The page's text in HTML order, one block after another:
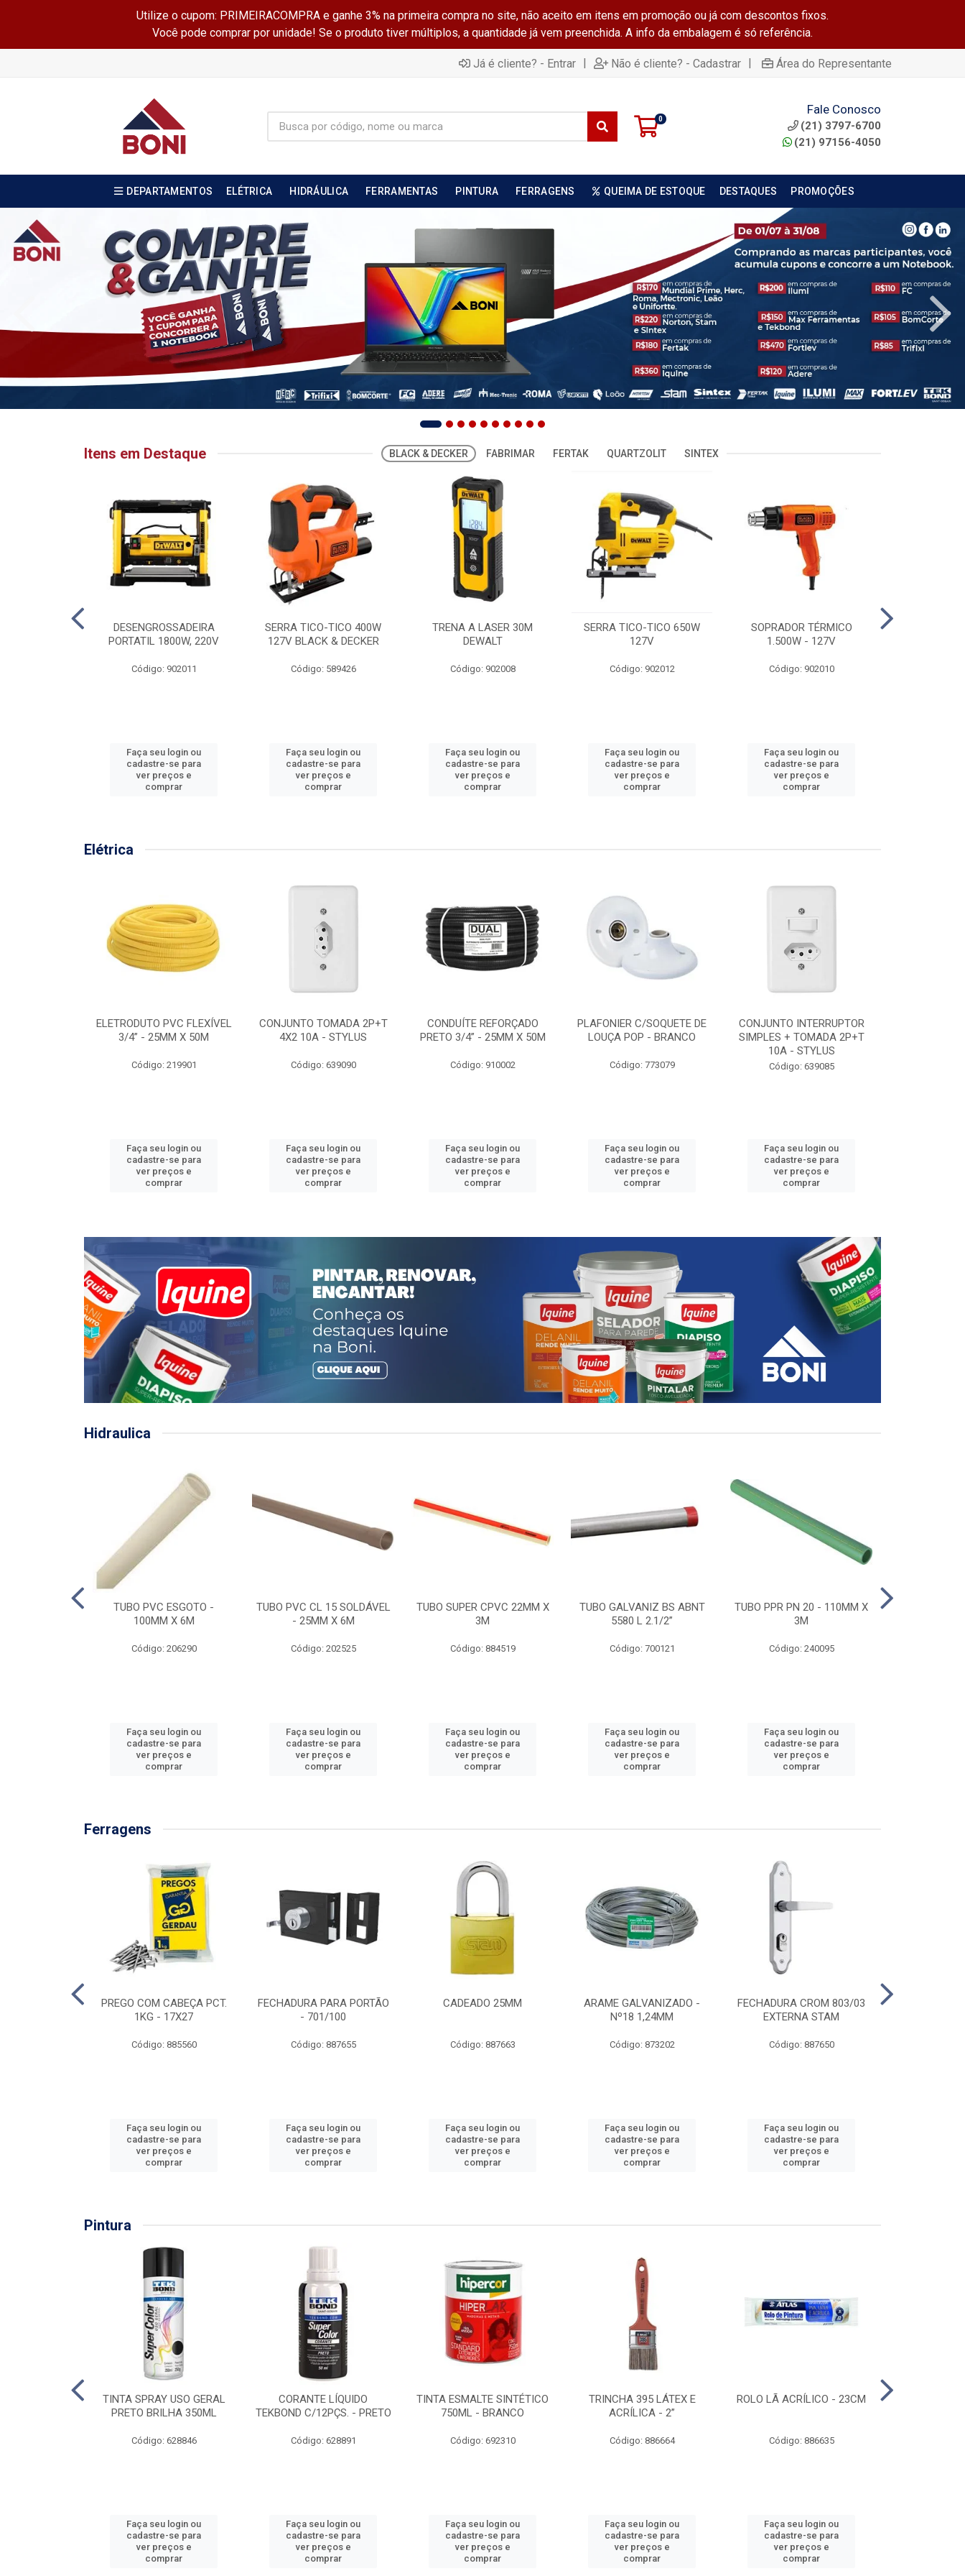
Utilize o cupom: PRIMEIRACOMPRA e ganhe 3% na primeira compra no site, não aceito em itens em promoção ou já com descontos fixos.
Você pode comprar por unidade! Se o produto tiver múltiplos, a quantidade já vem preenchida. A info da embalagem é só referência.
Já é cliente? - Entrar | Não é cliente? - Cadastrar | Área do Representante
0
Fale Conosco
(21) 3797-6700
(21) 97156-4050
DEPARTAMENTOS ELÉTRICA HIDRÁULICA FERRAMENTAS PINTURA FERRAGENS QUEIMA DE ESTOQUE DESTAQUES PROMOÇÕES
Itens em Destaque BLACK & DECKER FABRIMAR FERTAK QUARTZOLIT SINTEX
DESENGROSSADEIRA
PORTATIL 1800W, 220V
Código: 902011
Faça seu login ou
cadastre-se para
ver preços e
comprar
SERRA TICO-TICO 400W
127V BLACK & DECKER
Código: 589426
Faça seu login ou
cadastre-se para
ver preços e
comprar
TRENA A LASER 30M
DEWALT
Código: 902008
Faça seu login ou
cadastre-se para
ver preços e
comprar
SERRA TICO-TICO 650W
127V
Código: 902012
Faça seu login ou
cadastre-se para
ver preços e
comprar
SOPRADOR TÉRMICO
1.500W - 127V
Código: 902010
Faça seu login ou
cadastre-se para
ver preços e
comprar
Elétrica
ELETRODUTO PVC FLEXÍVEL
3/4” - 25MM X 50M
Código: 219901
Faça seu login ou
cadastre-se para
ver preços e
comprar
CONJUNTO TOMADA 2P+T
4X2 10A - STYLUS
Código: 639090
Faça seu login ou
cadastre-se para
ver preços e
comprar
CONDUÍTE REFORÇADO
PRETO 3/4” - 25MM X 50M
Código: 910002
Faça seu login ou
cadastre-se para
ver preços e
comprar
PLAFONIER C/SOQUETE DE
LOUÇA POP - BRANCO
Código: 773079
Faça seu login ou
cadastre-se para
ver preços e
comprar
CONJUNTO INTERRUPTOR
SIMPLES + TOMADA 2P+T
10A - STYLUS
Código: 639085
Faça seu login ou
cadastre-se para
ver preços e
comprar
Hidraulica
TUBO PVC ESGOTO -
100MM X 6M
Código: 206290
Faça seu login ou
cadastre-se para
ver preços e
comprar
TUBO PVC CL 15 SOLDÁVEL
- 25MM X 6M
Código: 202525
Faça seu login ou
cadastre-se para
ver preços e
comprar
TUBO SUPER CPVC 22MM X
3M
Código: 884519
Faça seu login ou
cadastre-se para
ver preços e
comprar
TUBO GALVANIZ BS ABNT
5580 L 2.1/2”
Código: 700121
Faça seu login ou
cadastre-se para
ver preços e
comprar
TUBO PPR PN 20 - 110MM X
3M
Código: 240095
Faça seu login ou
cadastre-se para
ver preços e
comprar
Ferragens
PREGO COM CABEÇA PCT.
1KG - 17X27
Código: 885560
Faça seu login ou
cadastre-se para
ver preços e
comprar
FECHADURA PARA PORTÃO
- 701/100
Código: 887655
Faça seu login ou
cadastre-se para
ver preços e
comprar
CADEADO 25MM
Código: 887663
Faça seu login ou
cadastre-se para
ver preços e
comprar
ARAME GALVANIZADO -
Nº18 1,24MM
Código: 873202
Faça seu login ou
cadastre-se para
ver preços e
comprar
FECHADURA CROM 803/03
EXTERNA STAM
Código: 887650
Faça seu login ou
cadastre-se para
ver preços e
comprar
Pintura
TINTA SPRAY USO GERAL
PRETO BRILHA 350ML
Código: 628846
Faça seu login ou
cadastre-se para
ver preços e
comprar
CORANTE LÍQUIDO
TEKBOND C/12PÇS. - PRETO
Código: 628891
Faça seu login ou
cadastre-se para
ver preços e
comprar
TINTA ESMALTE SINTÉTICO
750ML - BRANCO
Código: 692310
Faça seu login ou
cadastre-se para
ver preços e
comprar
TRINCHA 395 LÁTEX E
ACRÍLICA - 2”
Código: 886664
Faça seu login ou
cadastre-se para
ver preços e
comprar
ROLO LÃ ACRÍLICO - 23CM
Código: 886635
Faça seu login ou
cadastre-se para
ver preços e
comprar